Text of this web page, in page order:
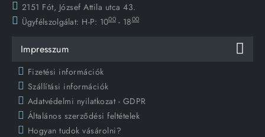
2151 Fót, József Attila utca 43.
Ügyfélszolgálat: H-P: 1000 - 1800
Impresszum
Fizetési információk
Szállítási információk
Adatvédelmi nyilatkozat - GDPR
Általános szerződési feltételek
Hogyan tudok vásárolni?